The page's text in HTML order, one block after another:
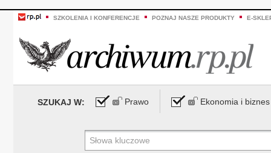
SZKOLENIA I KONFERENCJE POZNAJ NASZE PRODUKTY E-
SZUKAJ W: Prawo Ekonomia i biznes